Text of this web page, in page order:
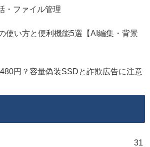
・ファイル管理
使い方と便利機能5選【AI編集・背景
円？容量偽装SSDと詐欺広告に注意
31